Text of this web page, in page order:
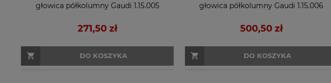
głowica półkolumny Gaudi 1.15.005
271,50 zł
DO KOSZYKA
głowica półkolumny Gaudi 1.15.006
500,50 zł
DO KOSZYKA